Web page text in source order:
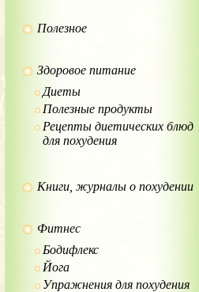
Полезное
Здоровое питание
Диеты
Полезные продукты
Рецепты диетических блюд
для похудения
Книги, журналы о похудении
Фитнес
Бодифлекс
Йога
Упражнения для похудения